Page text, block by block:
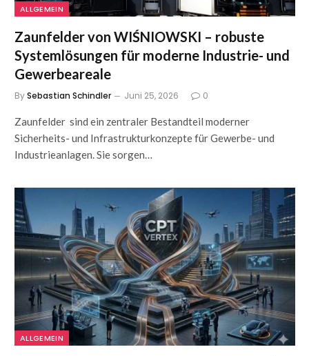
ALLGEMEIN
Zaunfelder von WIŚNIOWSKI – robuste
Systemlösungen für moderne Industrie- und
Gewerbeareale
BySebastian Schindler Juni 25, 2026 0
Zaunfelder sind ein zentraler Bestandteil moderner
Sicherheits- und Infrastrukturkonzepte für Gewerbe- und
Industrieanlagen. Sie sorgen…
ALLGEMEIN